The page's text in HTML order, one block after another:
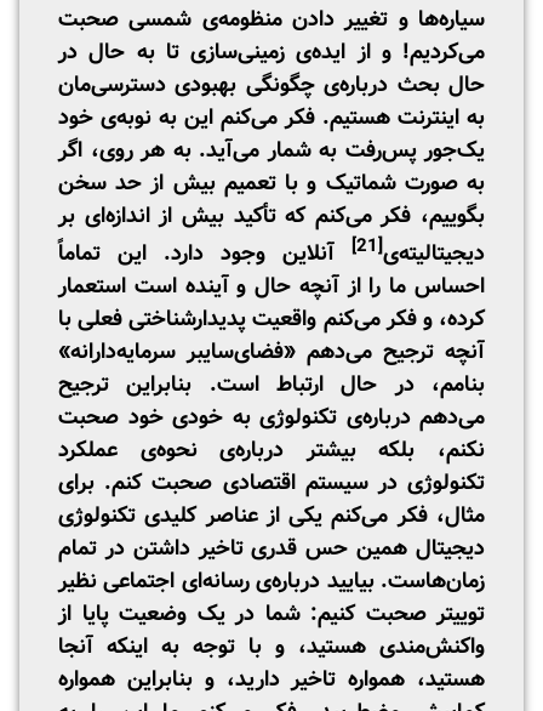
سیاره‌ها و تغییر دادن منظومه‌ی شمسی صحبت
می‌کردیم! و از ایده‌ی زمینی‌سازی تا به حال در
حال بحث درباره‌ی چگونگی بهبودی دسترسی‌مان
به اینترنت هستیم. فکر می‌کنم این به نوبه‌ی خود
یک‌جور پس‌رفت به شمار می‌آید. به هر روی، اگر
به صورت شماتیک و با تعمیم بیش از حد سخن
بگوییم، فکر می‌کنم که تأکید بیش از اندازه‌ای بر
دیجیتالیته‌ی[21]
آنلاین وجود دارد. این تماماً
احساس ما را از آنچه حال و آینده است استعمار
کرده، و فکر می‌کنم واقعیت پدیدارشناختی فعلی با
آنچه ترجیح می‌دهم «فضای‌سایبر سرمایه‌دارانه»
بنامم، در حال ارتباط است. بنابراین ترجیح
می‌دهم درباره‌ی تکنولوژی به خودی خود صحبت
نکنم، بلکه بیشتر درباره‌ی نحوه‌ی عملکرد
تکنولوژی در سیستم اقتصادی صحبت کنم. برای
مثال، فکر می‌کنم یکی از عناصر کلیدی تکنولوژی
دیجیتال همین حس قدری تاخیر داشتن در تمام
زمان‌هاست. بیایید درباره‌ی رسانه‌ای اجتماعی نظیر
توییتر صحبت کنیم: شما در یک وضعیت پایا از
واکنش‌مندی هستید، و با توجه به اینکه آنجا
هستید، همواره تاخیر دارید، و بنابراین همواره